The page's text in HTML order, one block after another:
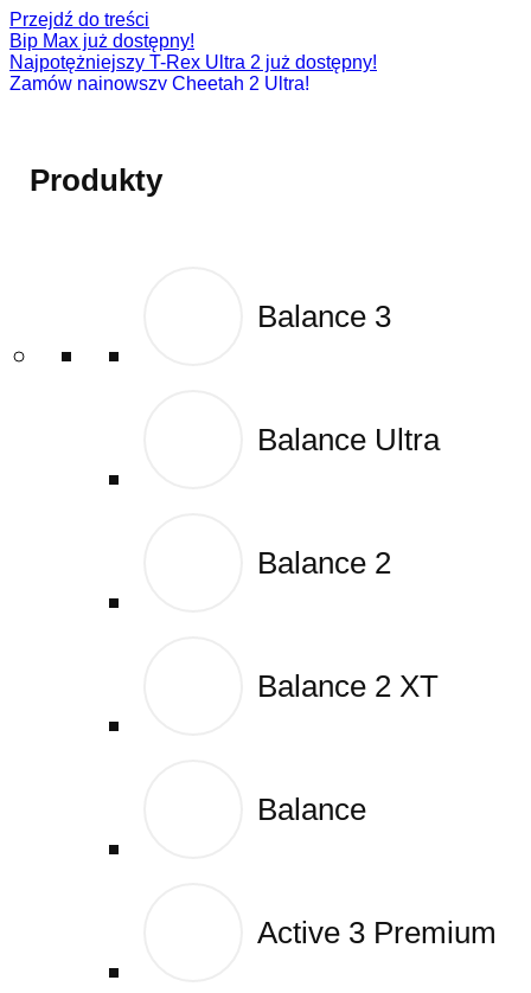
Przejdź do treści
Bip Max już dostępny!
Najpotężniejszy T-Rex Ultra 2 już dostępny!
Zamów najnowszy Cheetah 2 Ultra!
Produkty
Balance 3
Balance Ultra
Balance 2
Balance 2 XT
Balance
Active 3 Premium
Produkty
Balance 3
Balance Ultra
Balance 2
Balance 2 XT
Balance
Active 3 Premium